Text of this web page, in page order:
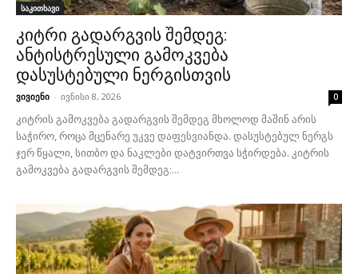
საკითხავი
კიტრი გადარგვის შემდეგ:
ანტისტრესული გამოკვება
დასუსტებული ნერგისთვის
ვივიენი - ივნისი 8, 2026 0
კიტრის გამოკვება გადარგვის შემდეგ მხოლოდ მაშინ არის
საჭირო, როცა მცენარე უკვე დაფესვიანდა. დასუსტებულ ნერგს
ჯერ წყალი, სითბო და ნაკლები დატვირთვა სჭირდება. კიტრის
გამოკვება გადარგვის შემდეგ:...